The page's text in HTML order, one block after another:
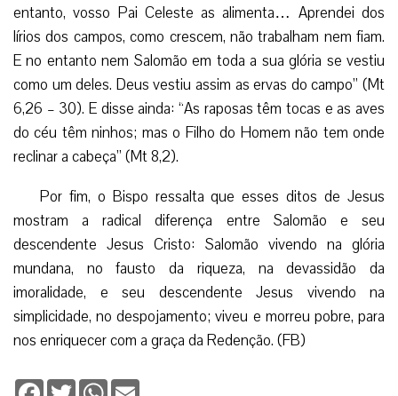
entanto, vosso Pai Celeste as alimenta… Aprendei dos
lírios dos campos, como crescem, não trabalham nem fiam.
E no entanto nem Salomão em toda a sua glória se vestiu
como um deles. Deus vestiu assim as ervas do campo” (Mt
6,26 – 30). E disse ainda: “As raposas têm tocas e as aves
do céu têm ninhos; mas o Filho do Homem não tem onde
reclinar a cabeça” (Mt 8,2).
Por fim, o Bispo ressalta que esses ditos de Jesus
mostram a radical diferença entre Salomão e seu
descendente Jesus Cristo: Salomão vivendo na glória
mundana, no fausto da riqueza, na devassidão da
imoralidade, e seu descendente Jesus vivendo na
simplicidade, no despojamento; viveu e morreu pobre, para
nos enriquecer com a graça da Redenção. (FB)
Facebook
TwitterWhatsApp